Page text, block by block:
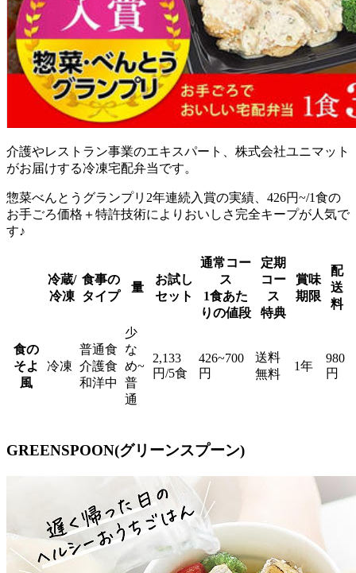
介護やレストラン事業のエキスパート、株式会社ユニマット
がお届けする冷凍宅配弁当です。
惣菜べんとうグランプリ2年連続入賞の実績、426円~/1食の
お手ごろ価格＋特許技術によりおいしさ完全キープが人気で
す♪
冷蔵/
冷凍
食事の
タイプ
量
お試し
セット
通常コー
ス
1食あた
りの値段
定期
コー
ス
特典
賞味
期限
配
送
料
食の
そよ
風
冷凍
普通食
介護食
和洋中
少
な
め~
普
通
2,133
円/5食
426~700
円
送料
無料
1年
980
円
GREENSPOON(グリーンスプーン)